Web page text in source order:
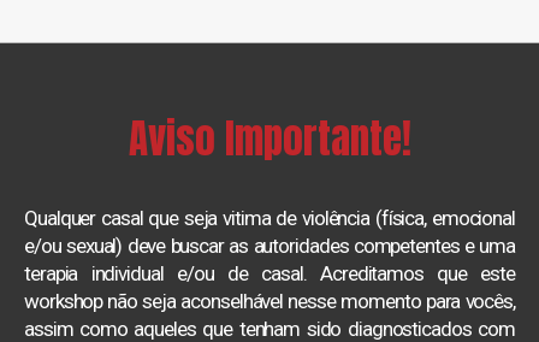
Aviso Importante!
Qualquer casal que seja vitima de violência (física, emocional
e/ou sexual) deve buscar as autoridades competentes e uma
terapia individual e/ou de casal. Acreditamos que este
workshop não seja aconselhável nesse momento para vocês,
assim como aqueles que tenham sido diagnosticados com